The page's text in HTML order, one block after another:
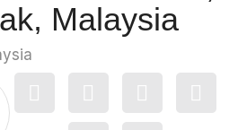
Malaysia